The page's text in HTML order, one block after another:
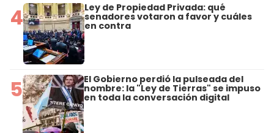
4 Ley de Propiedad Privada: qué
senadores votaron a favor y cuáles
en contra
5 El Gobierno perdió la pulseada del
nombre: la "Ley de Tierras" se impuso
en toda la conversación digital